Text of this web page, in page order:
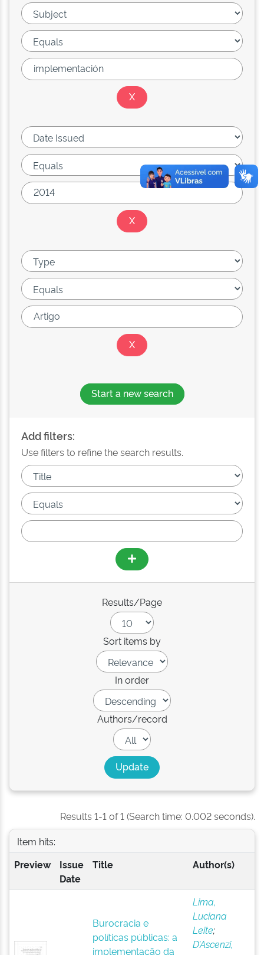
Start a new search
Add filters:
Use filters to refine the search results.
Results/Page
Sort items by
In order
Authors/record
Results 1-1 of 1 (Search time: 0.002 seconds).
Item hits:
Preview
Issue
Date
Title Author(s)
Burocracia e
políticas públicas: a
implementação da
Lima,
Luciana
Leite;
D’Ascenzi,